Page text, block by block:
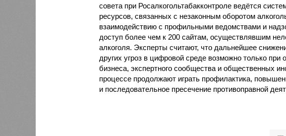
совета при Росалкогольтабакконтроле ведётся
ресурсов, связанных с незаконным оборотом
взаимодействию с профильными ведомствами и
доступ более чем к 200 сайтам, осуществлявшим
алкоголя. Эксперты считают, что дальнейшее
других угроз в цифровой среде возможно только при
бизнеса, экспертного сообщества и общественных
процессе продолжают играть профилактика,
и последовательное пресечение противоправной